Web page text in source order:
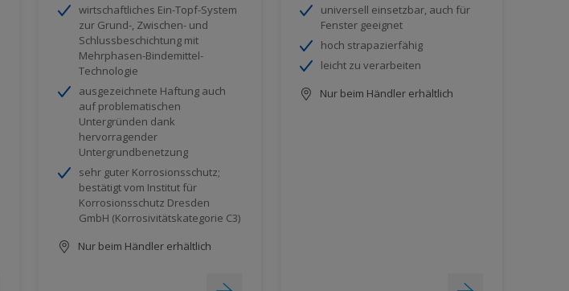
wirtschaftliches Ein-Topf-System
zur Grund-, Zwischen- und
Schlussbeschichtung mit
Mehrphasen-Bindemittel-
Technologie
ausgezeichnete Haftung auch
auf problematischen
Untergründen dank
hervorragender
Untergrundbenetzung
sehr guter Korrosionsschutz;
bestätigt vom Institut für
Korrosionsschutz Dresden
GmbH (Korrosivitätskategorie C3)
Nur beim Händler erhältlich
universell einsetzbar, auch für
Fenster geeignet
hoch strapazierfähig
leicht zu verarbeiten
Nur beim Händler erhältlich